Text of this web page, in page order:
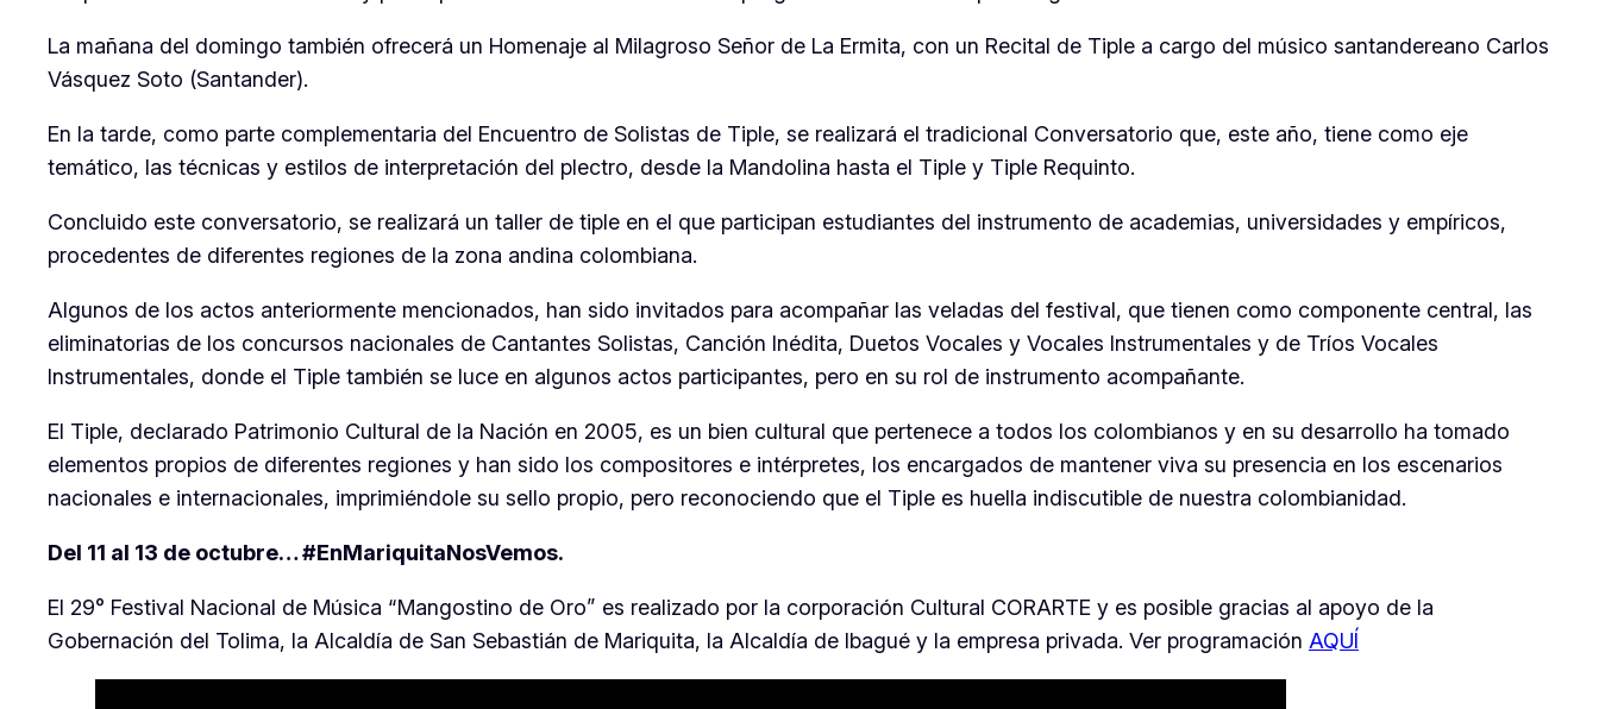
La mañana del domingo también ofrecerá un Homenaje al Milagroso Señor de La Ermita, con un Recital de Tiple a cargo del músico santandereano Carlos
Vásquez Soto (Santander).
En la tarde, como parte complementaria del Encuentro de Solistas de Tiple, se realizará el tradicional Conversatorio que, este año, tiene como eje
temático, las técnicas y estilos de interpretación del plectro, desde la Mandolina hasta el Tiple y Tiple Requinto.
Concluido este conversatorio, se realizará un taller de tiple en el que participan estudiantes del instrumento de academias, universidades y empíricos,
procedentes de diferentes regiones de la zona andina colombiana.
Algunos de los actos anteriormente mencionados, han sido invitados para acompañar las veladas del festival, que tienen como componente central, las
eliminatorias de los concursos nacionales de Cantantes Solistas, Canción Inédita, Duetos Vocales y Vocales Instrumentales y de Tríos Vocales
Instrumentales, donde el Tiple también se luce en algunos actos participantes, pero en su rol de instrumento acompañante.
El Tiple, declarado Patrimonio Cultural de la Nación en 2005, es un bien cultural que pertenece a todos los colombianos y en su desarrollo ha tomado
elementos propios de diferentes regiones y han sido los compositores e intérpretes, los encargados de mantener viva su presencia en los escenarios
nacionales e internacionales, imprimiéndole su sello propio, pero reconociendo que el Tiple es huella indiscutible de nuestra colombianidad.
Del 11 al 13 de octubre… #EnMariquitaNosVemos.
El 29° Festival Nacional de Música “Mangostino de Oro” es realizado por la corporación Cultural CORARTE y es posible gracias al apoyo de la
Gobernación del Tolima, la Alcaldía de San Sebastián de Mariquita, la Alcaldía de Ibagué y la empresa privada. Ver programación AQUÍ